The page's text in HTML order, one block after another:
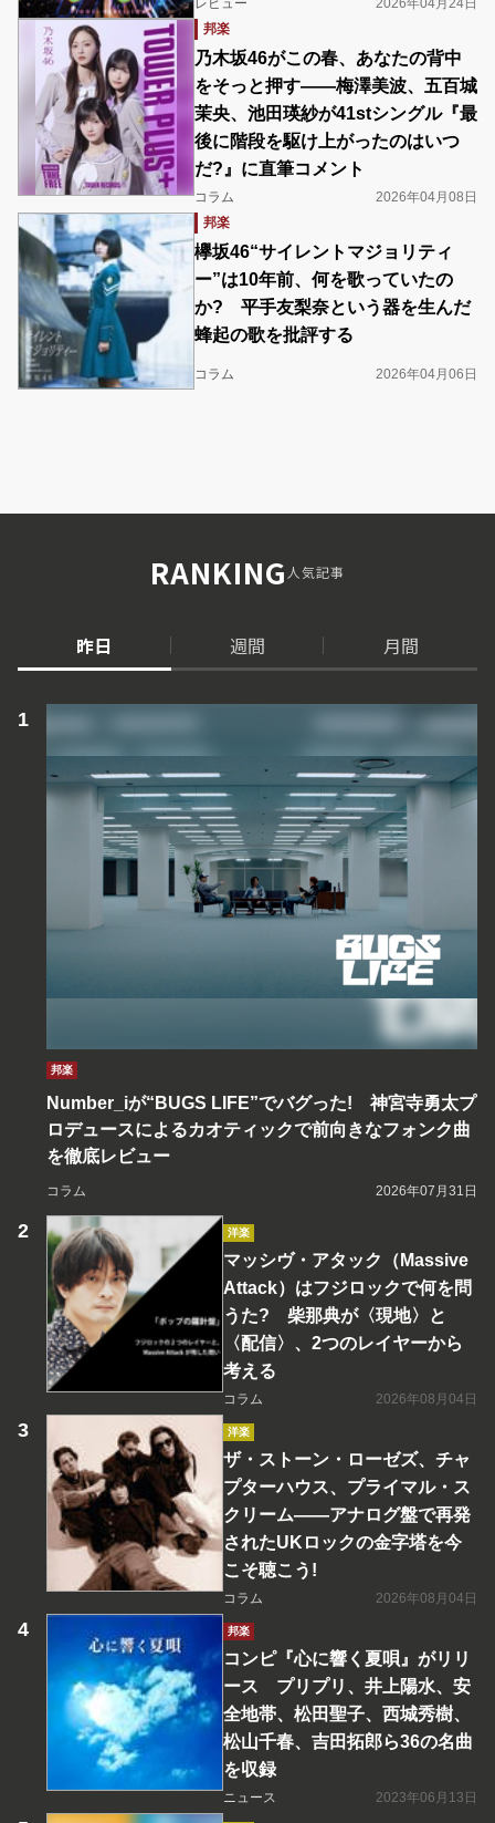
レビュー
2026年04月24日
邦楽
乃木坂46がこの春、あなたの背中
をそっと押す――梅澤美波、五百城
茉央、池田瑛紗が41stシングル『最
後に階段を駆け上がったのはいつ
だ?』に直筆コメント
コラム
2026年04月08日
邦楽
欅坂46“サイレントマジョリティ
ー”は10年前、何を歌っていたの
か? 平手友梨奈という器を生んだ
蜂起の歌を批評する
コラム 2026年04月06日
RANKING人気記事
昨日 週間 月間
邦楽
Number_iが“BUGS LIFE”でバグった! 神宮寺勇太プ
ロデュースによるカオティックで前向きなフォンク曲
を徹底レビュー
コラム 2026年07月31日
洋楽
マッシヴ・アタック（Massive
Attack）はフジロックで何を問
うた? 柴那典が〈現地〉と
〈配信〉、2つのレイヤーから
考える
コラム 2026年08月04日
洋楽
ザ・ストーン・ローゼズ、チャ
プターハウス、プライマル・ス
クリーム――アナログ盤で再発
されたUKロックの金字塔を今
こそ聴こう!
コラム 2026年08月04日
邦楽
コンピ『心に響く夏唄』がリリ
ース プリプリ、井上陽水、安
全地帯、松田聖子、西城秀樹、
松山千春、吉田拓郎ら36の名曲
を収録
ニュース 2023年06月13日